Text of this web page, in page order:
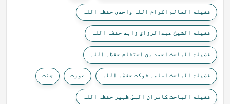
فضیلۃ العالم اکرام اللہ واحدی حفظہ اللہ
فضیلۃ الشیخ عبدالرزاق زاہد حفظہ اللہ
فضیلۃ الباحث احمد بن احتشام حفظہ اللہ
فضیلۃ الباحث اسامہ شوکت حفظہ اللہ عورت جنت
فضیلۃ الباحث کامران الہیٰ ظہیر حفظہ اللہ